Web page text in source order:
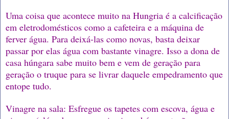
Uma coisa que acontece muito na Hungria é a calcificação
em eletrodomésticos como a cafeteira e a máquina de
ferver água. Para deixá-las como novas, basta deixar
passar por elas água com bastante vinagre. Isso a dona de
casa húngara sabe muito bem e vem de geração para
geração o truque para se livrar daquele empedramento que
entope tudo.
Vinagre na sala: Esfregue os tapetes com escova, água e